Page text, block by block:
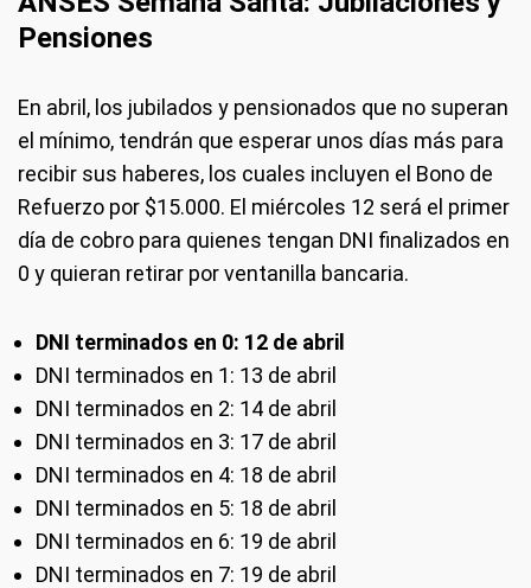
Pensiones
En abril, los jubilados y pensionados que no superan
el mínimo, tendrán que esperar unos días más para
recibir sus haberes, los cuales incluyen el Bono de
Refuerzo por $15.000. El miércoles 12 será el primer
día de cobro para quienes tengan DNI finalizados en
0 y quieran retirar por ventanilla bancaria.
DNI terminados en 0: 12 de abril
DNI terminados en 1: 13 de abril
DNI terminados en 2: 14 de abril
DNI terminados en 3: 17 de abril
DNI terminados en 4: 18 de abril
DNI terminados en 5: 18 de abril
DNI terminados en 6: 19 de abril
DNI terminados en 7: 19 de abril